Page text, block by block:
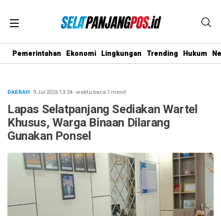
Pemerintahan Ekonomi Lingkungan Trending Hukum
DAERAH· 9 Jul 202613:34·waktu baca 1 menit
Lapas Selatpanjang Sediakan Wartel
Khusus, Warga Binaan Dilarang
Gunakan Ponsel